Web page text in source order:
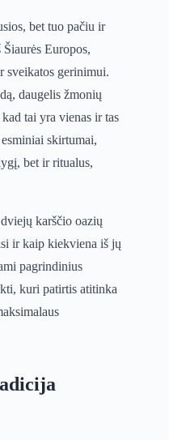
bet tuo pačiu ir
Europos,
sveikatos gerinimui.
daugelis žmonių
tai yra vienas ir tas
skirtumai,
bet ir ritualus,
karščio oazių
ir kaip kiekviena iš jų
pagrindinius
kuri patirtis atitinka